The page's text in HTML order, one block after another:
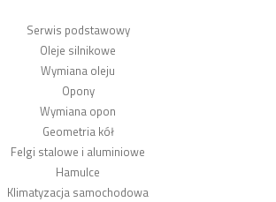
Serwis podstawowy
Oleje silnikowe
Wymiana oleju
Opony
Wymiana opon
Geometria kół
Felgi stalowe i aluminiowe
Hamulce
Klimatyzacja samochodowa